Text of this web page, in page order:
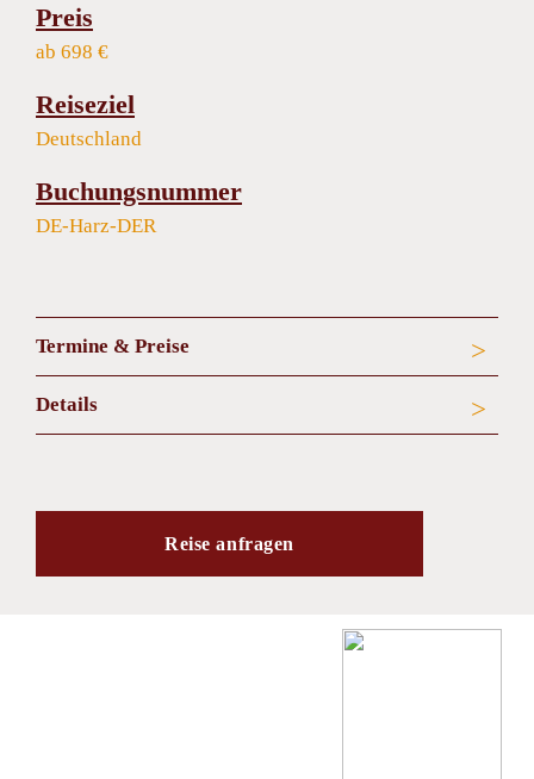
Preis
ab 698 €
Reiseziel
Deutschland
Buchungsnummer
DE-Harz-DER
Termine & Preise
Details
Reise anfragen